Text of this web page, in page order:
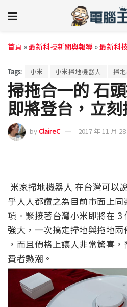
首頁 »最新科技新聞與報導 »最新科
Tags: 小米 小米掃地機器人 掃
掃拖合一的 石
即將登台，立
byClaireC 2017 年 11 月 28
米家掃地機器人 在台灣可以
乎人人都讚之為目前市面上
項。緊接著台灣小米即將在 3
強大，一次搞定掃地與拖地
，而且價格上讓人非常驚喜
費者熱潮。